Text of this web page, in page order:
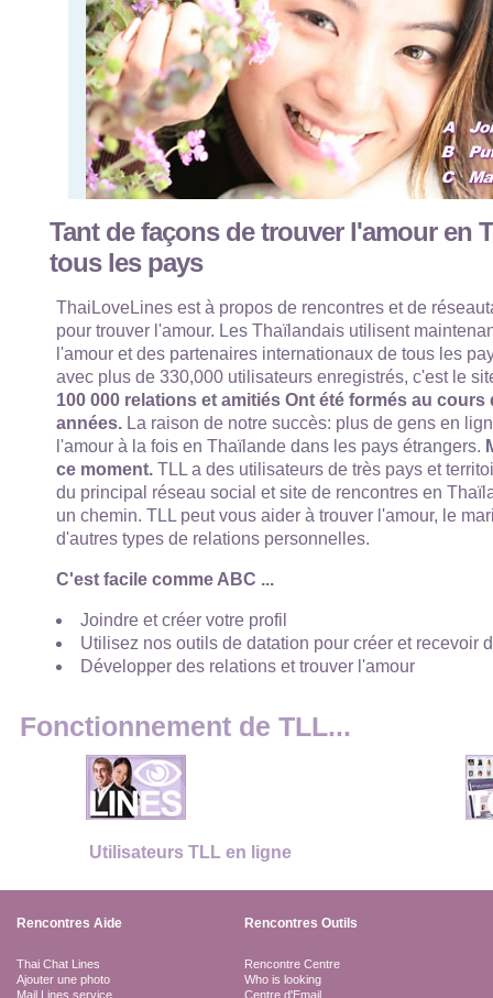
Tant de façons de trouver l'amour en
tous les pays
ThaiLoveLines est à propos de rencontres et de
pour trouver l'amour. Les Thaïlandais utilisent
l'amour et des partenaires internationaux de tous les
avec plus de 330,000 utilisateurs enregistrés, c'est le
100 000 relations et amitiés Ont été formés au
années. La raison de notre succès: plus de gens en
l'amour à la fois en Thaïlande dans les pays étrangers.
ce moment. TLL a des utilisateurs de très pays et
du principal réseau social et site de rencontres en
un chemin. TLL peut vous aider à trouver l'amour, le
d'autres types de relations personnelles.
C'est facile comme ABC ...
Joindre et créer votre profil
Utilisez nos outils de datation pour créer et recevoir
Développer des relations et trouver l'amour
Fonctionnement de TLL...
Utilisateurs TLL en ligne
Rencontres Aide Rencontres Outils
Thai Chat Lines
Ajouter une photo
Mail Lines service
Rencontre Centre
Who is looking
Centre d'Email